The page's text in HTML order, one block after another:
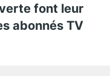
font leur
abonnés TV